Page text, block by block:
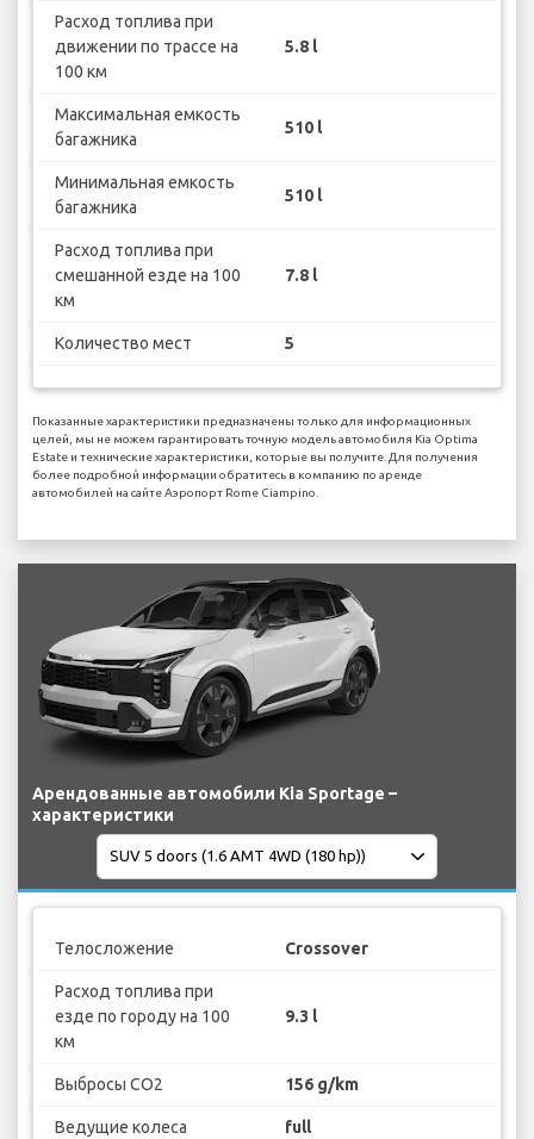
Расход топлива при
движении по трассе на
100 км
5.8 l
Максимальная емкость
багажника
510 l
Минимальная емкость
багажника
510 l
Расход топлива при
смешанной езде на 100
км
7.8 l
Количество мест 5
Показанные характеристики предназначены только для информационных
целей, мы не можем гарантировать точную модель автомобиля Kia Optima
Estate и технические характеристики, которые вы получите. Для получения
более подробной информации обратитесь в компанию по аренде
автомобилей на сайте Аэропорт Rome Ciampino.
Арендованные автомобили Kia Sportage –
характеристики
Телосложение Crossover
Расход топлива при
езде по городу на 100
км
9.3 l
Выбросы CO2 156 g/km
Ведущие колеса full